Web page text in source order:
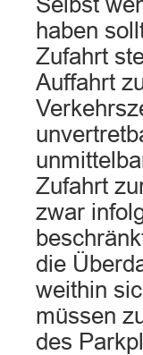
haben
Zufahrt
Auffahrt
Zufahrt
zwar
die
weithin
müssen
des